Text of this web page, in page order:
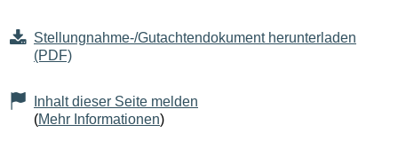
Stellungnahme-/Gutachtendokument herunterladen
(PDF)
Inhalt dieser Seite melden
(Mehr Informationen)